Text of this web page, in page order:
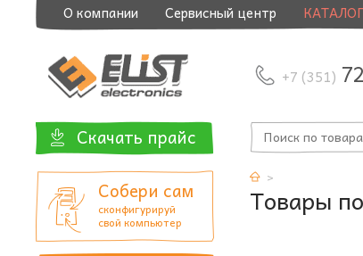
О компании Сервисный центр
+7 (351)
Скачать прайс
Собери сам
сконфигурируй
свой компьютер
Товары